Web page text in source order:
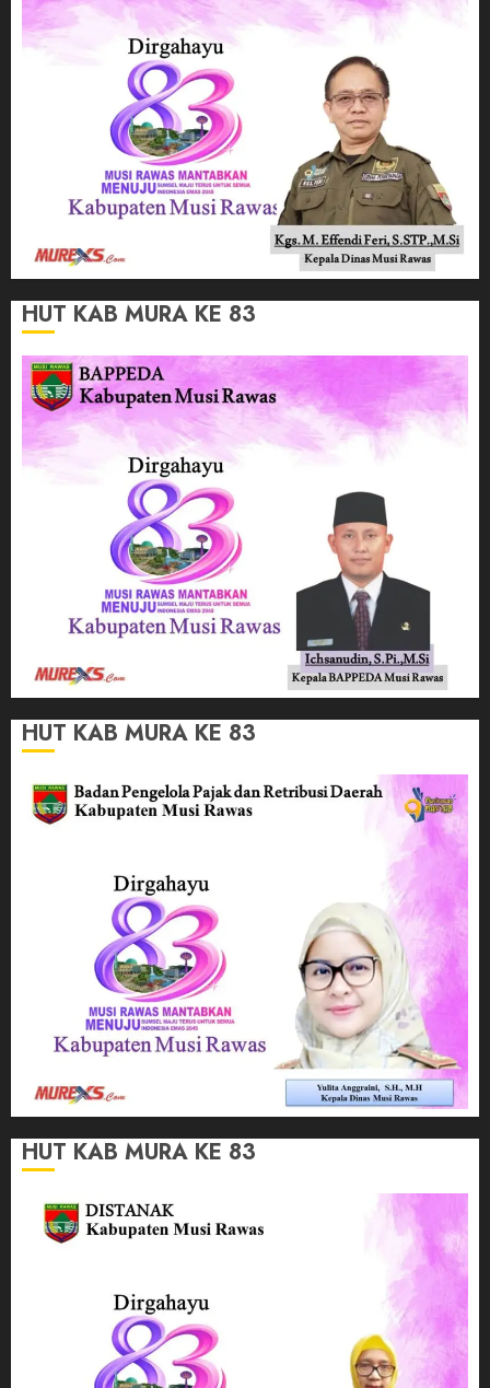
HUT KAB MURA KE 83
HUT KAB MURA KE 83
HUT KAB MURA KE 83